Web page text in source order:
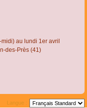
au lundi 1er avril
des-Près (41)
Langue :